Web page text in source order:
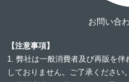
お問い合
【注意事項】
1. 弊社は一般消費者及び再販を
しておりません。ご了承ください。